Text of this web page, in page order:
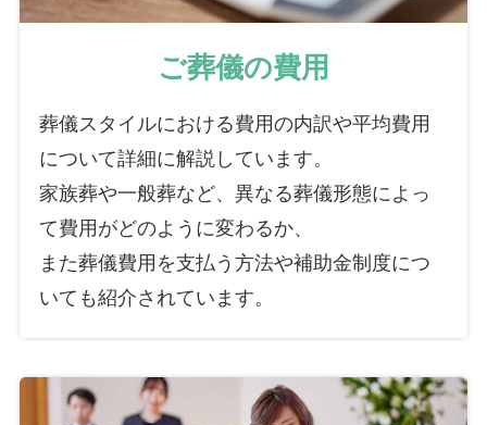
ご葬儀の費用
葬儀スタイルにおける費用の内訳や平均費用
について詳細に解説しています。
家族葬や一般葬など、異なる葬儀形態によっ
て費用がどのように変わるか、
また葬儀費用を支払う方法や補助金制度につ
いても紹介されています。